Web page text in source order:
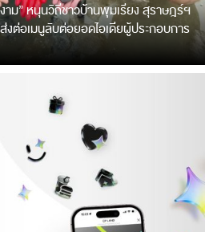
าม” หนุนวิถีชาวบ้านพุมเรียง สุราษฎร์ฯ
ต่อเมนูลับต่อยอดไอเดียผู้ประกอบการ